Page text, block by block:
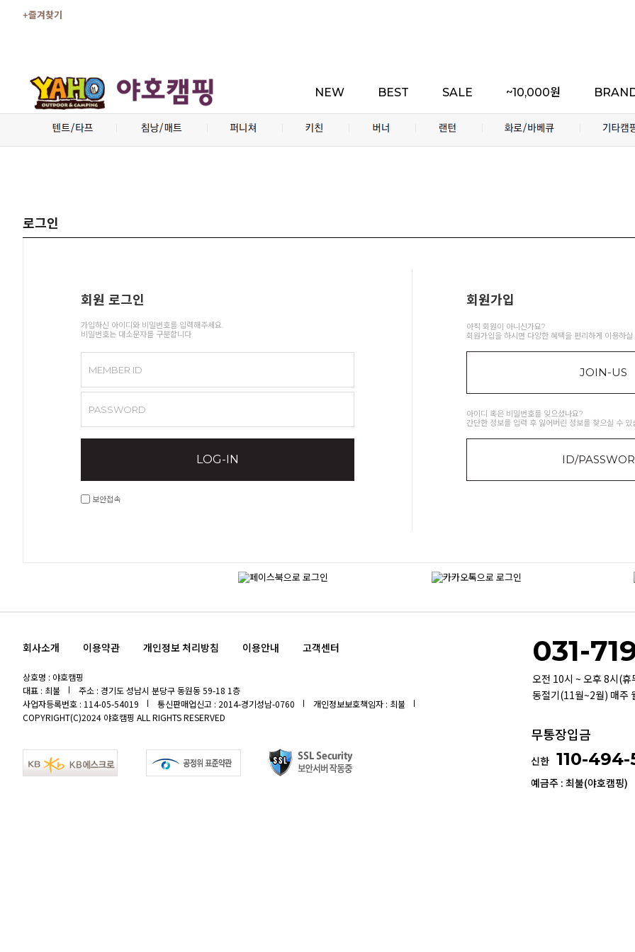
+즐겨찾기
NEW BEST SALE ~10,000원
로그인
회원 로그인
가입하신 아이디와 비밀번호를 입력해주세요.
비밀번호는 대소문자를 구분합니다.
MEMBER ID
PASSWORD
LOG-IN
보안접속
회원가입
아직 회원이 아니신가요?
회원가입을 하시면 다양한 혜택을 편리하게 이용하실
JOIN-US
아이디 혹은 비밀번호를 잊으셨나요?
간단한 정보를 입력 후 잃어버린 정보를 찾으실 수 있
ID/
회사소개 이용약관 개인정보 처리방침 이용안내 고객센터
상호명 : 야호캠핑
대표 : 최불
주소 : 경기도 성남시 분당구 동원동 59-18 1층
사업자등록번호 : 114-05-54019
통신판매업신고 : 2014-경기성남-0760
개인정보보호책임자 : 최불
COPYRIGHT(C)2024 야호캠핑 ALL RIGHTS RESERVED
031-
오전 10시 ~ 오후 8시(
동절기(11월~2월) 매주
무통장입금
신한 110-
예금주 : 최불(야호캠핑)